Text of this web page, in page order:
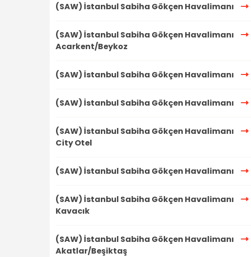
(SAW) İstanbul Sabiha Gökçen Havalimanı
(SAW) İstanbul Sabiha Gökçen Havalimanı
Acarkent/Beykoz
(SAW) İstanbul Sabiha Gökçen Havalimanı
(SAW) İstanbul Sabiha Gökçen Havalimanı
(SAW) İstanbul Sabiha Gökçen Havalimanı
City Otel
(SAW) İstanbul Sabiha Gökçen Havalimanı
(SAW) İstanbul Sabiha Gökçen Havalimanı
Kavacık
(SAW) İstanbul Sabiha Gökçen Havalimanı
Akatlar/Beşiktaş